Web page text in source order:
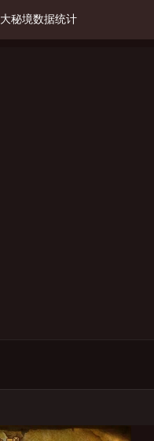
大秘境数据统计